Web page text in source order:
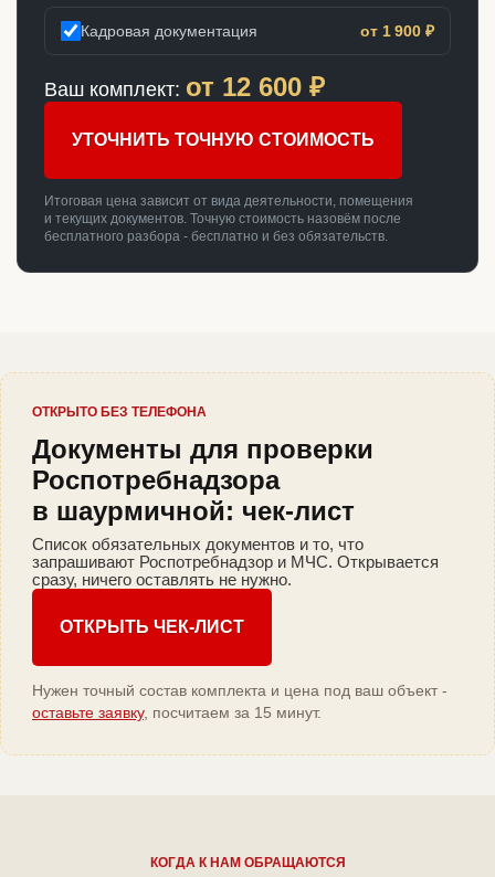
Кадровая документация от 1 900 ₽
Ваш комплект: от 12 600 ₽
УТОЧНИТЬ ТОЧНУЮ СТОИМОСТЬ
Итоговая цена зависит от вида деятельности, помещения
и текущих документов. Точную стоимость назовём после
бесплатного разбора - бесплатно и без обязательств.
ОТКРЫТО БЕЗ ТЕЛЕФОНА
Документы для проверки
Роспотребнадзора
в шаурмичной: чек-лист
Список обязательных документов и то, что
запрашивают Роспотребнадзор и МЧС. Открывается
сразу, ничего оставлять не нужно.
ОТКРЫТЬ ЧЕК-ЛИСТ
Нужен точный состав комплекта и цена под ваш объект -
оставьте заявку, посчитаем за 15 минут.
КОГДА К НАМ ОБРАЩАЮТСЯ